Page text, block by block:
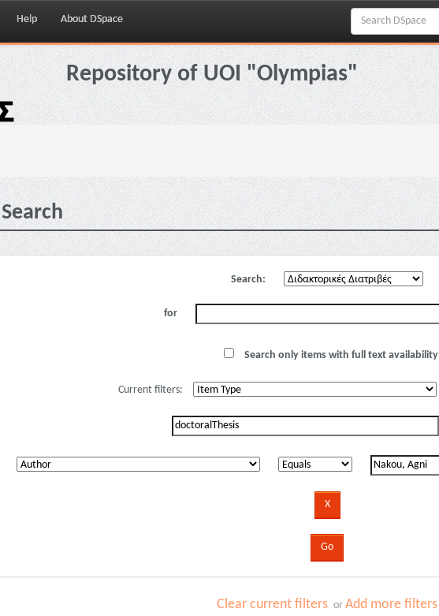
Help About DSpace
Repository of UOI "Olympias"
Search
Search:
for
Search only items with full text availability
Current filters:
Clear current filters orAdd more filters